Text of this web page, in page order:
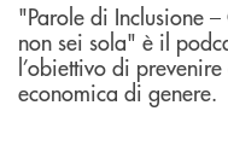
"Parole di Inclusione
non sei sola" è il
l’obiettivo di
economica di genere.